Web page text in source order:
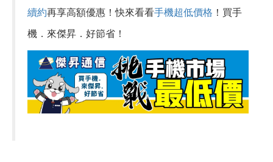
續約再享高額優惠！快來看看手機超低價格 ！買手
機．來傑昇．好節省！